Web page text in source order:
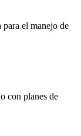
para el manejo de
con planes de